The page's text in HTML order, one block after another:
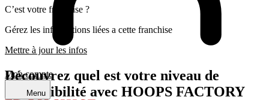
Mon compte
Menu
C’est votre franchise ?
Gérez les informations liées a cette franchise
Mettre à jour les infos
Découvrez quel est votre niveau de
compatibilité avec HOOPS FACTORY